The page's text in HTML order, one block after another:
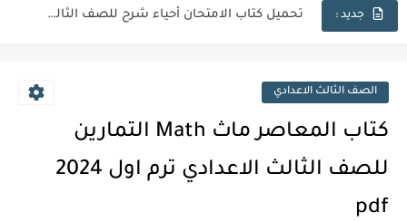
جديد : تحميل كتاب الامتحان أحياء شرح للصف الثالث الثانوي 2027 pdf
اجابات كتاب المعاصر انجليزي للصف الثالث الثانوى 2025 pdf الترم... الصف الثالث الاعدادي
كتاب المعاصر ماث Math التمارين
للصف الثالث الاعدادي ترم اول 2024
pdf